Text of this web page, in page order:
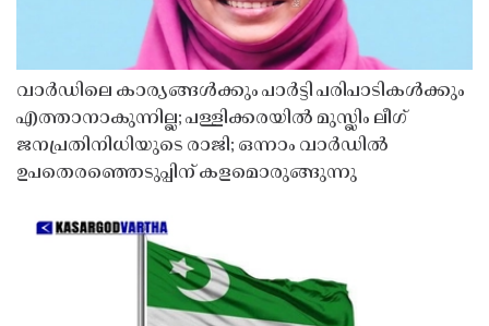
വാർഡിലെ കാര്യങ്ങൾക്കും പാർട്ടി പരിപാടികൾക്കും
എത്താനാകുന്നില്ല; പള്ളിക്കരയിൽ മുസ്ലിം ലീഗ്
ജനപ്രതിനിധിയുടെ രാജി; ഒന്നാം വാർഡിൽ
ഉപതെരഞ്ഞെടുപ്പിന് കളമൊരുങ്ങുന്നു